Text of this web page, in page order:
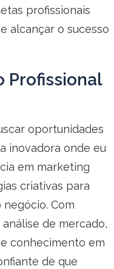
profissionais
alcançar o sucesso
Profissional
oportunidades
inovadora onde eu
em marketing
criativas para
Com
de mercado,
conhecimento em
de que